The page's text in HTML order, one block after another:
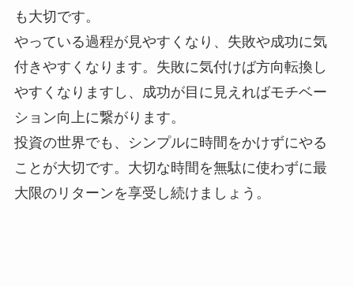
も大切です。
やっている過程が見やすくなり、失敗や成功に気
付きやすくなります。失敗に気付けば方向転換し
やすくなりますし、成功が目に見えればモチベー
ション向上に繋がります。
投資の世界でも、シンプルに時間をかけずにやる
ことが大切です。大切な時間を無駄に使わずに最
大限のリターンを享受し続けましょう。